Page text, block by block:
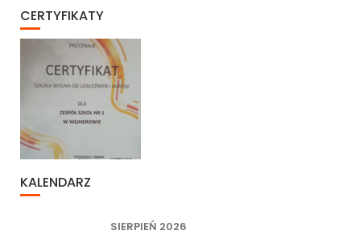
CERTYFIKATY
KALENDARZ
SIERPIEŃ 2026